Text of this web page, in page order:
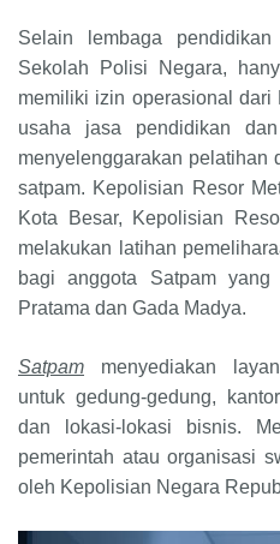
Selain lembaga
Sekolah Polisi Negara,
memiliki izin operasional
usaha jasa pendidikan
menyelenggarakan pelatihan
satpam. Kepolisian Resor
Kota Besar, Kepolisian
melakukan latihan
bagi anggota Satpam
Pratama dan Gada Madya.
Satpam menyediakan
untuk gedung-gedung,
dan lokasi-lokasi bisnis.
pemerintah atau organisasi
oleh Kepolisian Negara